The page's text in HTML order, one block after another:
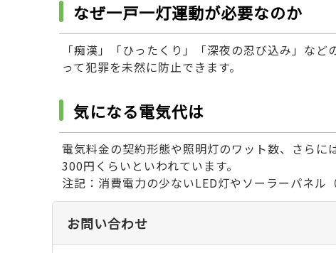
なぜ一戸一灯運動が必要なのか
「痴漢」「ひったくり」「深夜の忍び込み」な
って犯罪を未然に防止できます。
気になる電気代は
電気料金の契約形態や照明灯のワット数、さら
300円くらいといわれています。
注記：消費電力の少ないLED灯やソーラーパネル
お問い合わせ